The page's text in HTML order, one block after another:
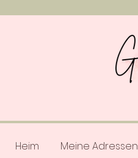
Heim Meine Adressen